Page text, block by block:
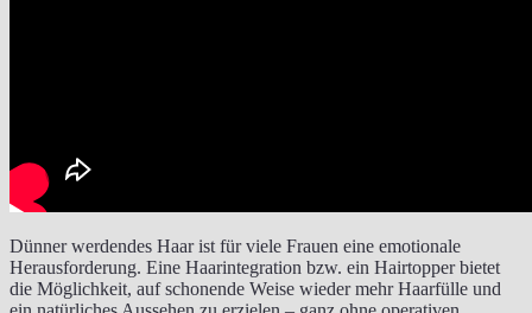
Dünner werdendes Haar ist für viele Frauen eine emotionale
Herausforderung. Eine Haarintegration bzw. ein Hairtopper bietet
die Möglichkeit, auf schonende Weise wieder mehr Haarfülle und